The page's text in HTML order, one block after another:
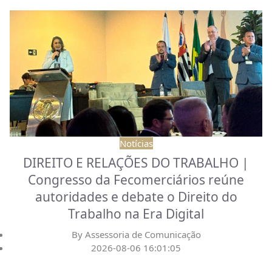
Notícias
DIREITO E RELAÇÕES DO TRABALHO |
Congresso da Fecomerciários reúne
autoridades e debate o Direito do
Trabalho na Era Digital
By Assessoria de Comunicação
2026-08-06 16:01:05